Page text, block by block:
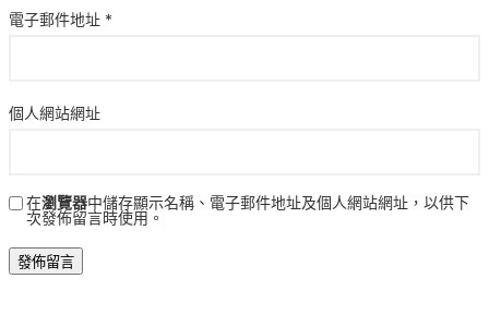
電子郵件地址 *
個人網站網址
在瀏覽器中儲存顯示名稱、電子郵件地址及個人網站網址，以供下
次發佈留言時使用。